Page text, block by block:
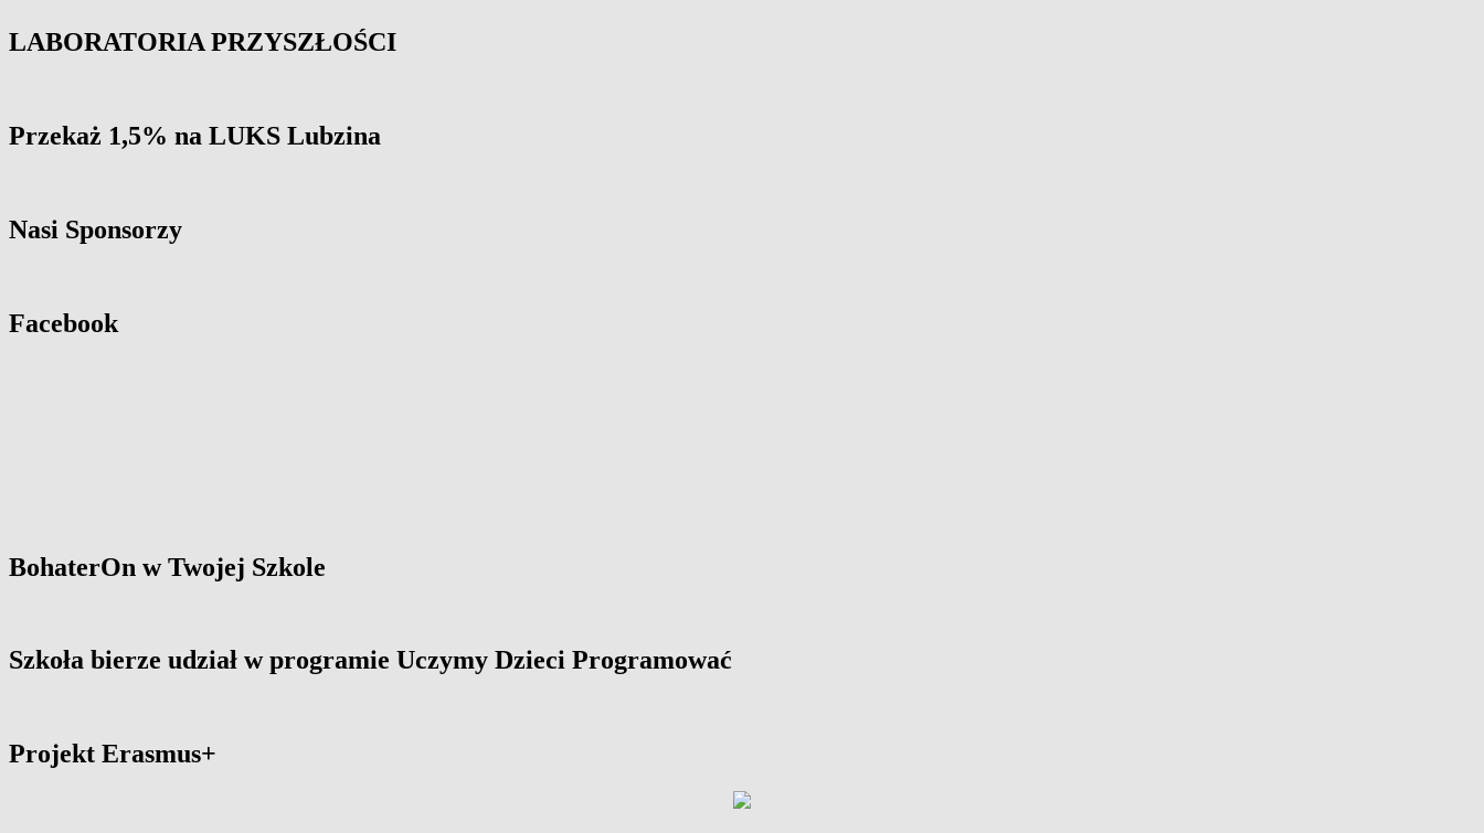
LABORATORIA PRZYSZŁOŚCI
Przekaż 1,5% na LUKS Lubzina
Nasi Sponsorzy
Facebook
BohaterOn w Twojej Szkole
Szkoła bierze udział w programie Uczymy Dzieci Programować
Projekt Erasmus+